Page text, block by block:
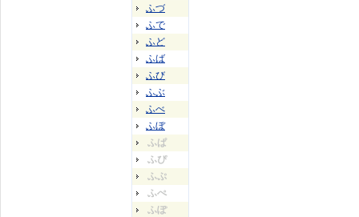
ふづ
ふで
ふど
ふば
ふび
ふぶ
ふべ
ふぼ
ふぱ
ふぴ
ふぷ
ふぺ
ふぽ